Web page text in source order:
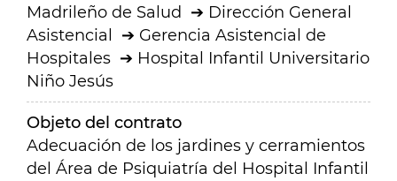
Madrileño de Salud
Dirección General
Asistencial
Gerencia Asistencial de
Hospitales
Hospital Infantil Universitario
Niño Jesús
Objeto del contrato
Adecuación de los jardines y cerramientos
del Área de Psiquiatría del Hospital Infantil